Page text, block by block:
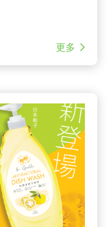
更多